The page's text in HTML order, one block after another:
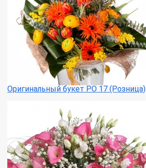
Оригинальный букет РО 17 (Розница)